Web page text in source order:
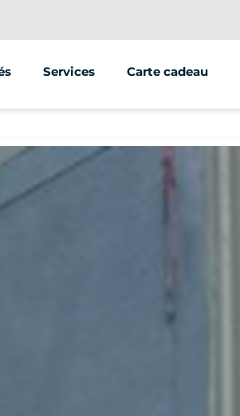
Services
Animations/groupes
Street marketing
Carte cadeau